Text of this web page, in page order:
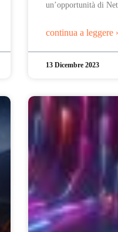
un’opportunità di
continua a leggere
13 Dicembre 2023